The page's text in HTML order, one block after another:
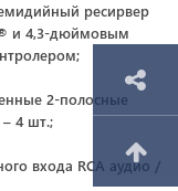
ресирвер
и 4,3-дюймовым
2-полосные
4 шт.;
входа RCA аудио /